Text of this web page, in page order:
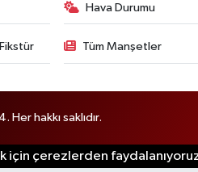
Hava Durumu
Tüm Manşetler
hakkı saklıdır.
için çerezlerden